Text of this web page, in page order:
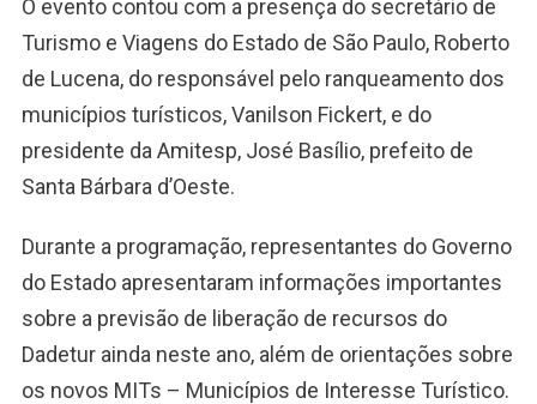
O evento contou com a presença do secretário de
Turismo e Viagens do Estado de São Paulo, Roberto
de Lucena, do responsável pelo ranqueamento dos
municípios turísticos, Vanilson Fickert, e do
presidente da Amitesp, José Basílio, prefeito de
Santa Bárbara d’Oeste.
Durante a programação, representantes do Governo
do Estado apresentaram informações importantes
sobre a previsão de liberação de recursos do
Dadetur ainda neste ano, além de orientações sobre
os novos MITs – Municípios de Interesse Turístico.